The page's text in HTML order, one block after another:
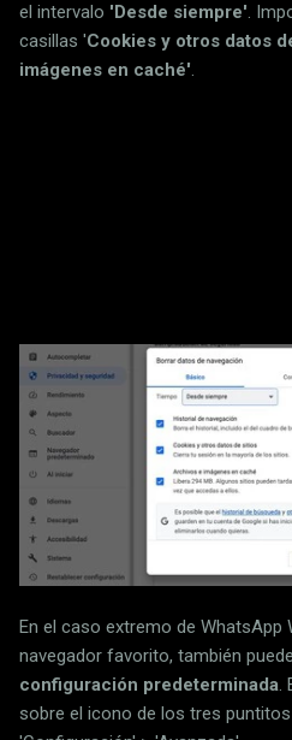
el intervalo 'Desde siempre'.
casillas 'Cookies y otros datos
imágenes en caché'.
En el caso extremo de WhatsApp
navegador favorito, también
configuración predeterminada.
sobre el icono de los tres